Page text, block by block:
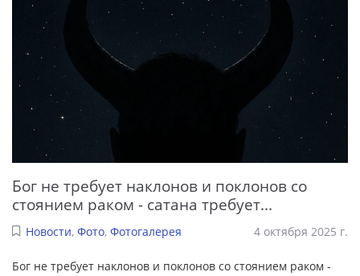
Бог не требует наклонов и поклонов со
стоянием раком - сатана требует...
Новости, Фото, Фотогалерея 4 октября 2025 г.
Бог не требует наклонов и поклонов со стоянием раком -